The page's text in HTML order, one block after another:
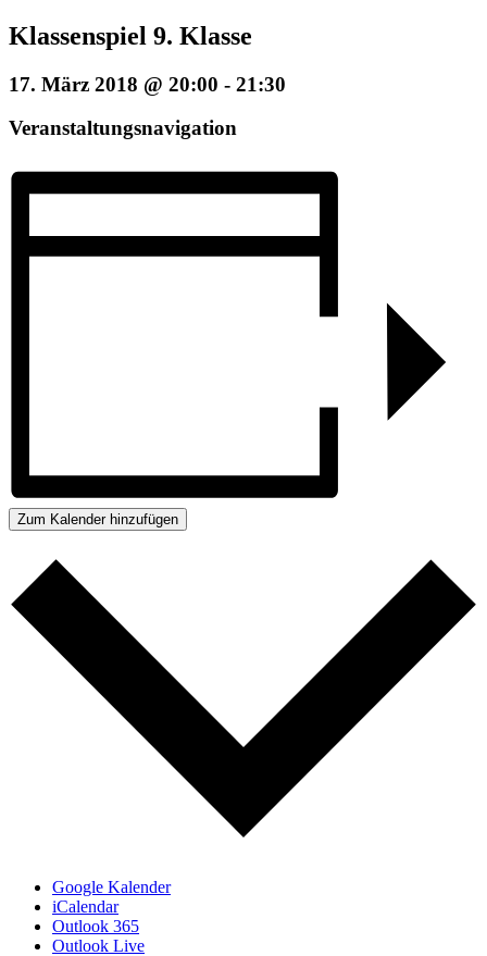
Klassenspiel 9. Klasse
17. März 2018 @ 20:00 - 21:30
Veranstaltungsnavigation
Zum Kalender hinzufügen
Google Kalender
iCalendar
Outlook 365
Outlook Live